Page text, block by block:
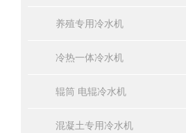
养殖专用冷水机
冷热一体冷水机
辊筒 电辊冷水机
混凝土专用冷水机